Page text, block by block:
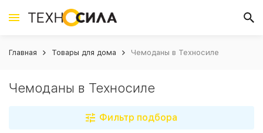
Главная Товары для дома Чемоданы в Техносиле
Чемоданы в Техносиле
Фильтр подбора